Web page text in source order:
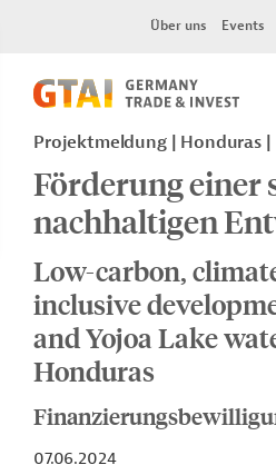
Über uns Events
Projektmeldung Honduras
Förderung einer
nachhaltigen
Low-carbon,
inclusive
and Yojoa Lake
Honduras
07.06.2024